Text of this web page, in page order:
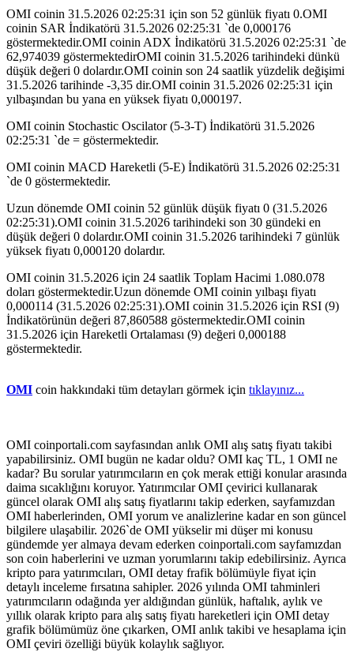
OMI coinin 31.5.2026 02:25:31 için son 52 günlük fiyatı 0.OMI
coinin SAR İndikatörü 31.5.2026 02:25:31 `de 0,000176
göstermektedir.OMI coinin ADX İndikatörü 31.5.2026 02:25:31 `de
62,974039 göstermektedirOMI coinin 31.5.2026 tarihindeki dünkü
düşük değeri 0 dolardır.OMI coinin son 24 saatlik yüzdelik değişimi
31.5.2026 tarihinde -3,35 dir.OMI coinin 31.5.2026 02:25:31 için
yılbaşından bu yana en yüksek fiyatı 0,000197.
OMI coinin Stochastic Oscilator (5-3-T) İndikatörü 31.5.2026
02:25:31 `de = göstermektedir.
OMI coinin MACD Hareketli (5-E) İndikatörü 31.5.2026 02:25:31
`de 0 göstermektedir.
Uzun dönemde OMI coinin 52 günlük düşük fiyatı 0 (31.5.2026
02:25:31).OMI coinin 31.5.2026 tarihindeki son 30 gündeki en
düşük değeri 0 dolardır.OMI coinin 31.5.2026 tarihindeki 7 günlük
yüksek fiyatı 0,000120 dolardır.
OMI coinin 31.5.2026 için 24 saatlik Toplam Hacimi 1.080.078
doları göstermektedir.Uzun dönemde OMI coinin yılbaşı fiyatı
0,000114 (31.5.2026 02:25:31).OMI coinin 31.5.2026 için RSI (9)
İndikatörünün değeri 87,860588 göstermektedir.OMI coinin
31.5.2026 için Hareketli Ortalaması (9) değeri 0,000188
göstermektedir.
OMI coin hakkındaki tüm detayları görmek için tıklayınız...
OMI coinportali.com sayfasından anlık OMI alış satış fiyatı takibi
yapabilirsiniz. OMI bugün ne kadar oldu? OMI kaç TL, 1 OMI ne
kadar? Bu sorular yatırımcıların en çok merak ettiği konular arasında
daima sıcaklığını koruyor. Yatırımcılar OMI çevirici kullanarak
güncel olarak OMI alış satış fiyatlarını takip ederken, sayfamızdan
OMI haberlerinden, OMI yorum ve analizlerine kadar en son güncel
bilgilere ulaşabilir. 2026`de OMI yükselir mi düşer mi konusu
gündemde yer almaya devam ederken coinportali.com sayfamızdan
son coin haberlerini ve uzman yorumlarını takip edebilirsiniz. Ayrıca
kripto para yatırımcıları, OMI detay frafik bölümüyle fiyat için
detaylı inceleme fırsatına sahipler. 2026 yılında OMI tahminleri
yatırımcıların odağında yer aldığından günlük, haftalık, aylık ve
yıllık olarak kripto para alış satış fiyatı hareketleri için OMI detay
grafik bölümümüz öne çıkarken, OMI anlık takibi ve hesaplama için
OMI çeviri özelliği büyük kolaylık sağlıyor.